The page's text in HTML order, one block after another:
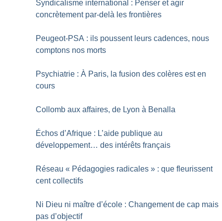
Syndicalisme international : Penser et agir
concrètement par-delà les frontières
Peugeot-PSA : ils poussent leurs cadences, nous
comptons nos morts
Psychiatrie : À Paris, la fusion des colères est en
cours
Collomb aux affaires, de Lyon à Benalla
Échos d’Afrique : L’aide publique au
développement… des intérêts français
Réseau « Pédagogies radicales » : que fleurissent
cent collectifs
Ni Dieu ni maître d’école : Changement de cap mais
pas d’objectif